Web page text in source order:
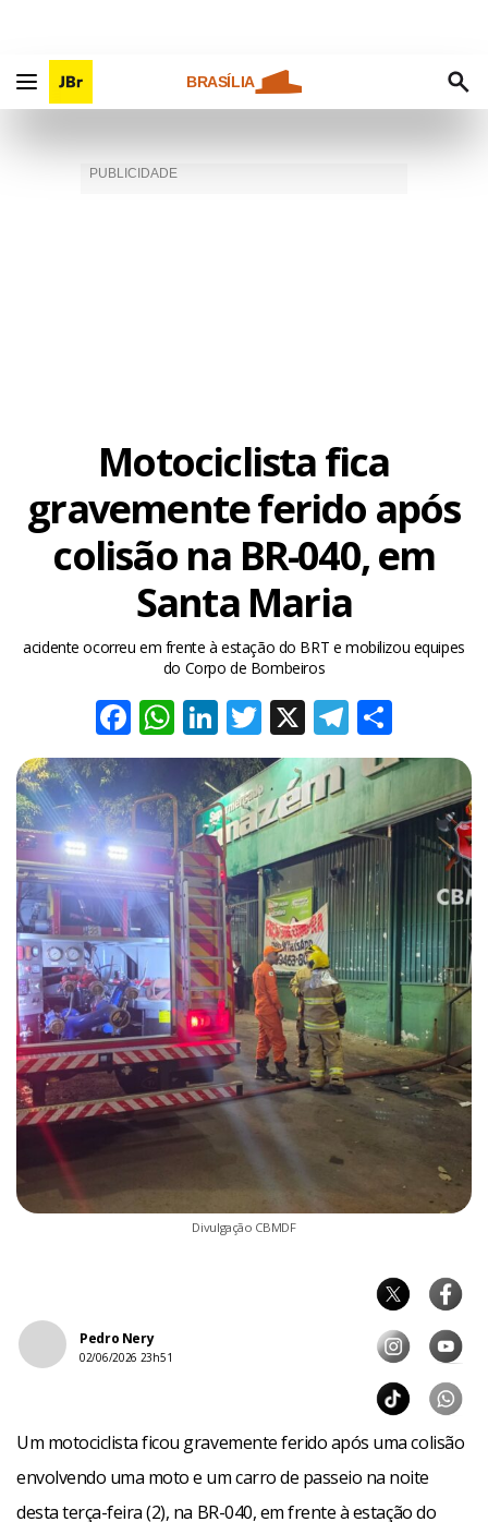
BRASÍLIA
Motociclista fica
gravemente ferido após
colisão na BR-040, em
Santa Maria
acidente ocorreu em frente à estação do BRT e mobilizou equipes
do Corpo de Bombeiros
Facebook
WhatsApp
LinkedIn
Twitter
X
Divulgação CBMDF
Pedro Nery
02/06/2026 23h51
Um motociclista ficou gravemente ferido após uma colisão
envolvendo uma moto e um carro de passeio na noite
desta terça-feira (2), na BR-040, em frente à estação do